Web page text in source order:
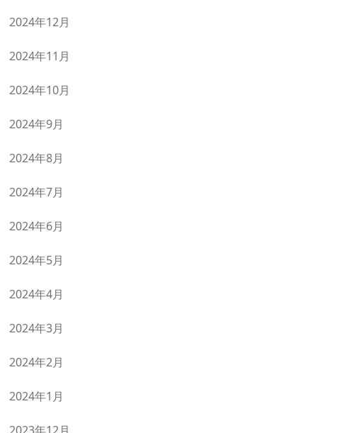
2024年12月
2024年11月
2024年10月
2024年9月
2024年8月
2024年7月
2024年6月
2024年5月
2024年4月
2024年3月
2024年2月
2024年1月